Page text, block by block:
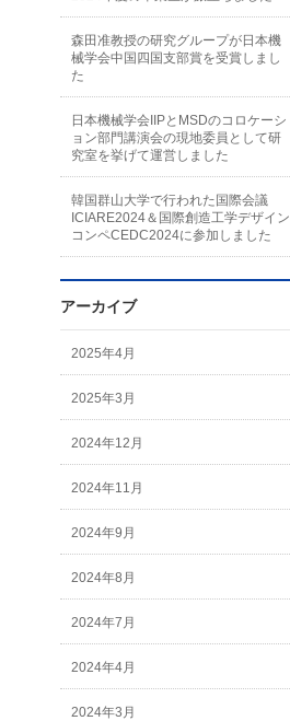
森田准教授の研究グループが日本機
械学会中国四国支部賞を受賞しまし
た
日本機械学会IIPとMSDのコロケーシ
ョン部門講演会の現地委員として研
究室を挙げて運営しました
韓国群山大学で行われた国際会議
ICIARE2024＆国際創造工学デザイン
コンペCEDC2024に参加しました
アーカイブ
2025年4月
2025年3月
2024年12月
2024年11月
2024年9月
2024年8月
2024年7月
2024年4月
2024年3月